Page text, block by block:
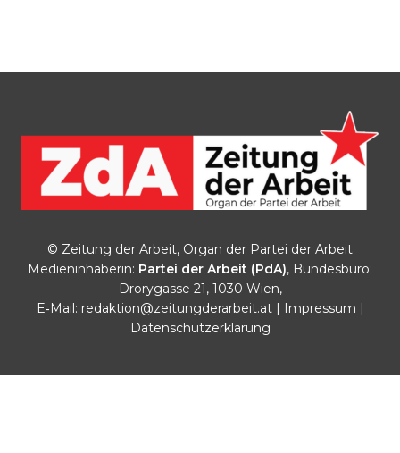
© Zeitung der Arbeit, Organ der Partei der Arbeit
Medieninhaberin: Partei der Arbeit (PdA), Bundesbüro:
Drorygasse 21, 1030 Wien,
E‑Mail: redaktion@zeitungderarbeit.at| Impressum |
Datenschutzerklärung